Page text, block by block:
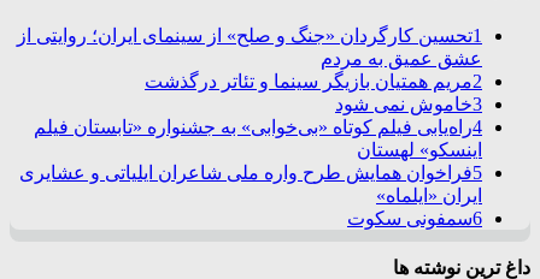
1تحسین کارگردان «جنگ و صلح» از سینمای ایران؛ روایتی از
عشق عمیق به مردم
2مریم همتیان بازیگر سینما و تئاتر درگذشت
3خاموش نمی شود
4راه‌یابی فیلم کوتاه «بی‌خوابی» به جشنواره «تابستان فیلم
اینسکو» لهستان
5فراخوان همایش طرح واره ملی شاعران ایلیاتی و عشایری
ایران «ایلماه»
6سمفونی سکوت
داغ ترین نوشته ها